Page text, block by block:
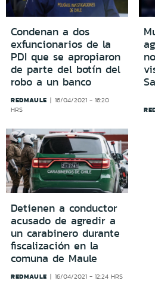
Condenan a dos
exfuncionarios de la
PDI que se apropiaron
de parte del botín del
robo a un banco
REDMAULE
16/04/2021 - 16:20
HRS
Detienen a conductor
acusado de agredir a
un carabinero durante
fiscalización en la
comuna de Maule
REDMAULE 16/04/2021 - 12:24 HRS